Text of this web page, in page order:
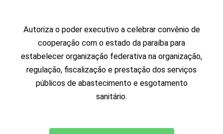
Autoriza o poder executivo a celebrar convênio de
cooperação com o estado da paraíba para
estabelecer organização federativa na organização,
regulação, fiscalização e prestação dos serviços
públicos de abastecimento e esgotamento
sanitário.